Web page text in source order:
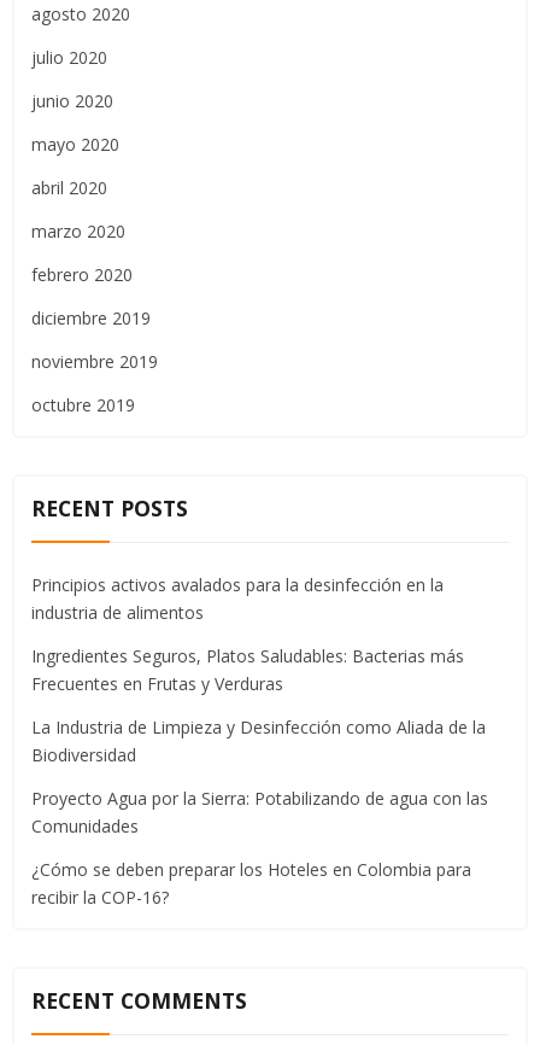
agosto 2020
julio 2020
junio 2020
mayo 2020
abril 2020
marzo 2020
febrero 2020
diciembre 2019
noviembre 2019
octubre 2019
RECENT POSTS
Principios activos avalados para la desinfección en la
industria de alimentos
Ingredientes Seguros, Platos Saludables: Bacterias más
Frecuentes en Frutas y Verduras
La Industria de Limpieza y Desinfección como Aliada de la
Biodiversidad
Proyecto Agua por la Sierra: Potabilizando de agua con las
Comunidades
¿Cómo se deben preparar los Hoteles en Colombia para
recibir la COP-16?
RECENT COMMENTS